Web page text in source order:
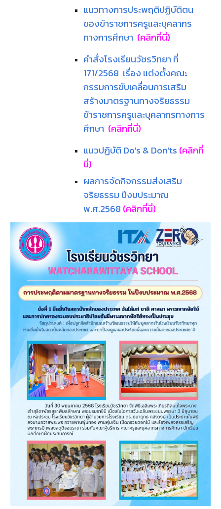
แนวทางการประพฤติปฏิบัติตน
ของข้าราชการครูและบุคลากร
ทางการศึกษา (คลิกที่นี่)
คำสั่งโรงเรียนวัชรวิทยา ที่
171/2568 เรื่อง แต่งตั้งคณะ
กรรมการขับเคลื่อนการเสริม
สร้างมาตรฐานทางจริยธรรม
ข้าราชการครูและบุคลากรทางการ
ศึกษา (คลิกที่นี่)
แนวปฏิบัติ Do's & Don'ts (คลิกที่
นี่)
ผลการจัดกิจกรรมส่งเสริม
จริยธรรม ปีงบประมาณ
พ.ศ.2568 (คลิกที่นี่)